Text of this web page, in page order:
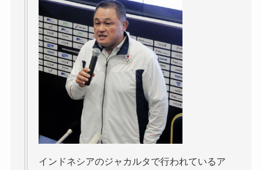
インドネシアのジャカルタで行われているア